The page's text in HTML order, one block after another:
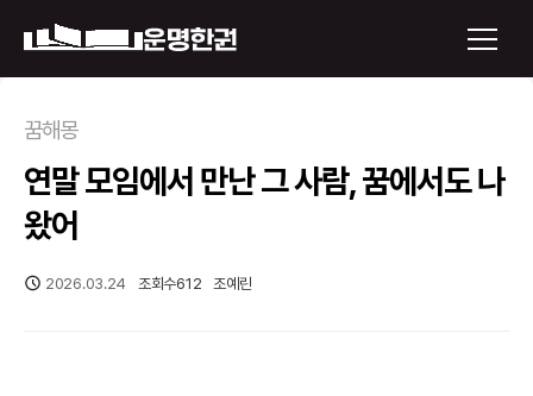
운명한권 보기
꿈해몽
연말 모임에서 만난 그 사람, 꿈에서도 나
왔어
2026.03.24 조회수612 조예린